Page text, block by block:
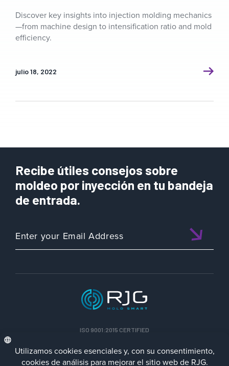
Discover key insights into injection molding mechanics
—from machine design to intensification ratio and mold
efficiency.
julio 18, 2022
Recibe útiles consejos sobre
moldeo por inyección en tu bandeja
de entrada.
ISO 9001:2015 CERTIFIED